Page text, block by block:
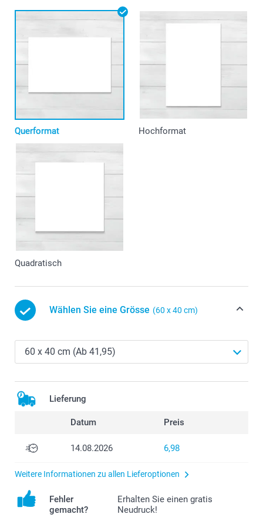
Querformat Hochformat
Quadratisch
Wählen Sie eine Grösse (60 x 40 cm)
Lieferung
Datum Preis
14.08.2026 6,98
Weitere Informationen zu allen Lieferoptionen
Fehler
gemacht?
Erhalten Sie einen gratis
Neudruck!